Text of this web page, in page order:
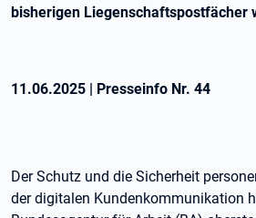
bisherigen Liegenschaftspostfächer
11.06.2025 | Presseinfo Nr. 44
Der Schutz und die Sicherheit
der digitalen Kundenkommunikation